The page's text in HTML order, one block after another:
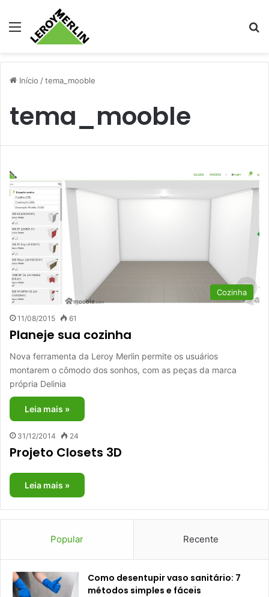
Menu
Início /tema_mooble
tema_mooble
Cozinha
11/08/2015 61
Planeje sua cozinha
Nova ferramenta da Leroy Merlin permite os usuários
montarem o cômodo dos sonhos, com as peças da marca
própria Delinia
Leia mais »
31/12/2014 24
Projeto Closets 3D
Leia mais »
Popular Recente
Como desentupir vaso sanitário: 7
métodos simples e fáceis